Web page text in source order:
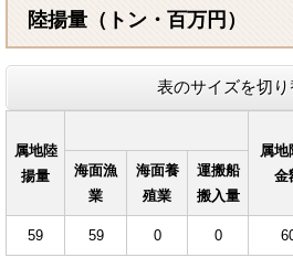
陸揚量（トン・百万円）
表のサイズを切り
属地陸
揚量
属地
金
海面漁
業
海面養
殖業
運搬船
搬入量
59 59 0 0